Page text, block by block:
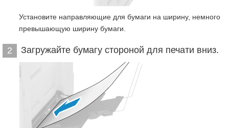
Установите направляющие для бумаги на ширину, немного
превышающую ширину бумаги.
2 Загружайте бумагу стороной для печати вниз.